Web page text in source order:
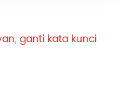
ganti kata kunci